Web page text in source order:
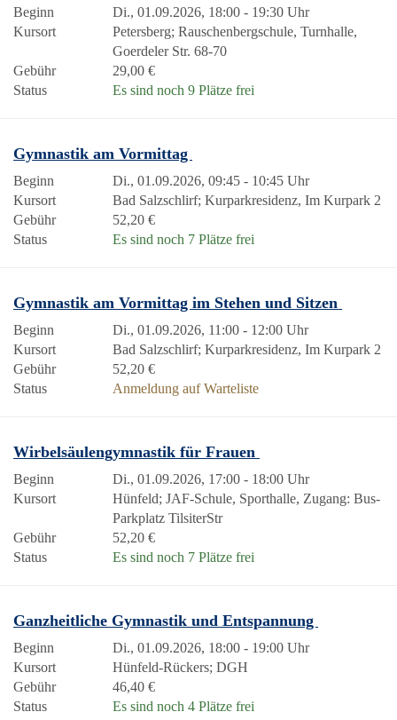
Beginn
Di., 01.09.2026, 18:00 - 19:30 Uhr
Kursort
Petersberg; Rauschenbergschule, Turnhalle,
Goerdeler Str. 68-70
Gebühr
29,00 €
Status
Es sind noch 9 Plätze frei
Gymnastik am Vormittag
Beginn
Di., 01.09.2026, 09:45 - 10:45 Uhr
Kursort
Bad Salzschlirf; Kurparkresidenz, Im Kurpark 2
Gebühr
52,20 €
Status
Es sind noch 7 Plätze frei
Gymnastik am Vormittag im Stehen und Sitzen
Beginn
Di., 01.09.2026, 11:00 - 12:00 Uhr
Kursort
Bad Salzschlirf; Kurparkresidenz, Im Kurpark 2
Gebühr
52,20 €
Status
Anmeldung auf Warteliste
Wirbelsäulengymnastik für Frauen
Beginn
Di., 01.09.2026, 17:00 - 18:00 Uhr
Kursort
Hünfeld; JAF-Schule, Sporthalle, Zugang: Bus-
Parkplatz TilsiterStr
Gebühr
52,20 €
Status
Es sind noch 7 Plätze frei
Ganzheitliche Gymnastik und Entspannung
Beginn
Di., 01.09.2026, 18:00 - 19:00 Uhr
Kursort
Hünfeld-Rückers; DGH
Gebühr
46,40 €
Status
Es sind noch 4 Plätze frei